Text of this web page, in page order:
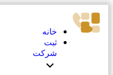
خانه
ثبت
شرکت